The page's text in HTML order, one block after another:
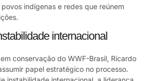
indígenas e redes que reúnem
internacional
conservação do WWF-Brasil, Ricardo
papel estratégico no processo.